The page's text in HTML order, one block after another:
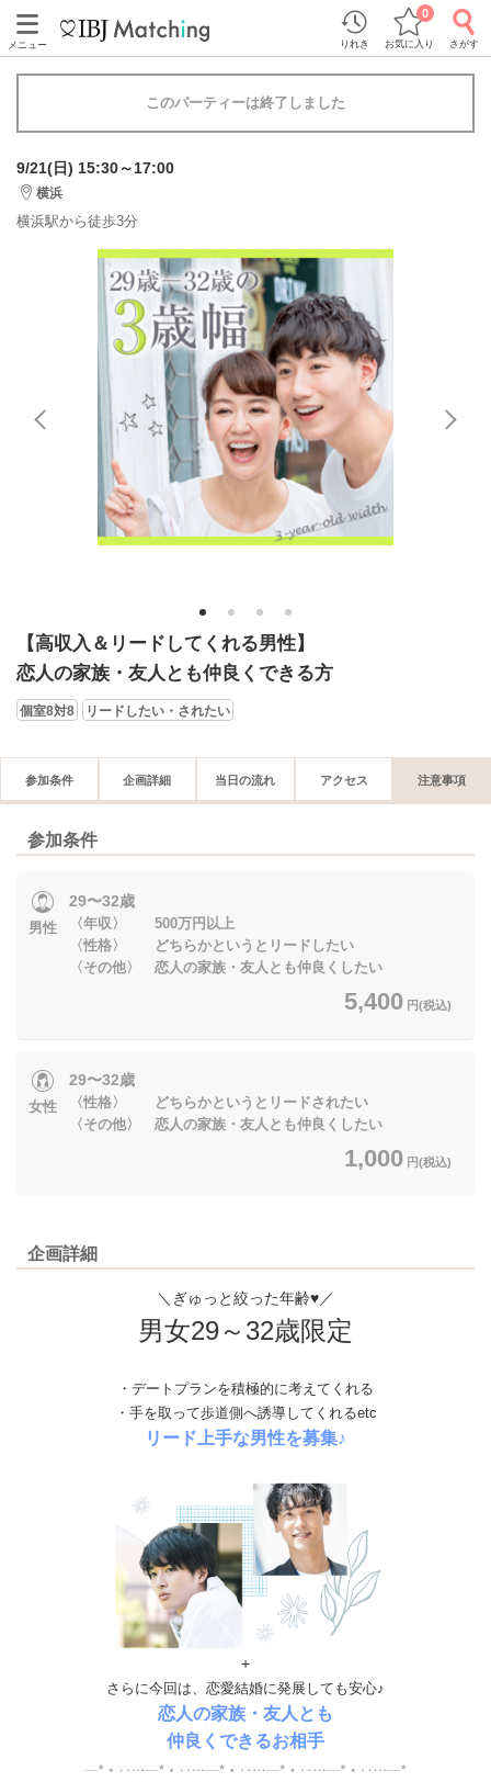
メニュー りれき お気に入り
0
さがす
このパーティーは終了しました
9/21(日) 15:30～17:00
横浜
横浜駅から徒歩3分
1 2 3 4
【高収入＆リードしてくれる男性】
恋人の家族・友人とも仲良くできる方
個室8対8 リードしたい・されたい
参加条件 企画詳細 当日の流れ アクセス 注意事項
参加条件
男性
29〜32歳
〈年収〉 500万円以上
〈性格〉 どちらかというとリードしたい
〈その他〉 恋人の家族・友人とも仲良くしたい
5,400 円(税込)
女性
29〜32歳
〈性格〉 どちらかというとリードされたい
〈その他〉 恋人の家族・友人とも仲良くしたい
1,000 円(税込)
企画詳細
＼ぎゅっと絞った年齢♥／
男女29～32歳限定
・デートプランを積極的に考えてくれる
・手を取って歩道側へ誘導してくれるetc
リード上手な男性を募集♪
+
さらに今回は、恋愛結婚に発展しても安心♪
恋人の家族・友人とも
仲良くできるお相手